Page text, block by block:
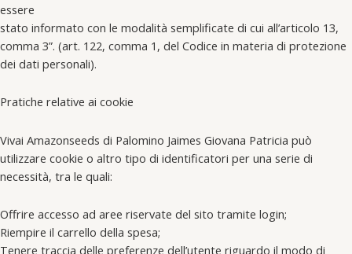
essere
stato informato con le modalità semplificate di cui all’articolo 13,
comma 3”. (art. 122, comma 1, del Codice in materia di protezione
dei dati personali).
Pratiche relative ai cookie
Vivai Amazonseeds di Palomino Jaimes Giovana Patricia può
utilizzare cookie o altro tipo di identificatori per una serie di
necessità, tra le quali:
Offrire accesso ad aree riservate del sito tramite login;
Riempire il carrello della spesa;
Tenere traccia delle preferenze dell’utente riguardo il modo di